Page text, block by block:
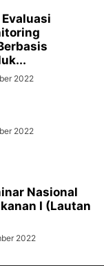
2022
2022
Nasional
I (Lautan
2022